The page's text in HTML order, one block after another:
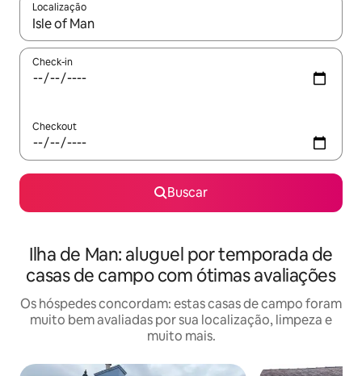
Localização
Quando os resultados estiverem disponíveis, explore-os
Check-in
Checkout
Buscar
Ilha de Man: aluguel por temporada de
casas de campo com ótimas avaliações
Os hóspedes concordam: estas casas de campo foram
muito bem avaliadas por sua localização, limpeza e
muito mais.